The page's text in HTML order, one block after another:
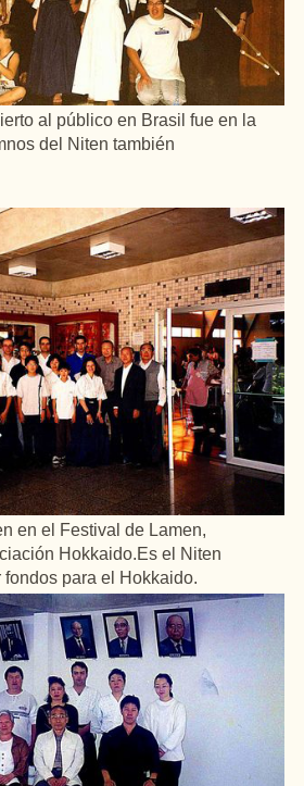
al público en Brasil fue en la
del Niten también
en el Festival de Lamen,
Hokkaido.Es el Niten
para el Hokkaido.